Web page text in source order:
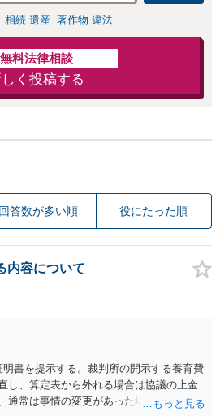
相続 遺産 著作物 違法
無料法律相談
く投稿する
回答数が多い順 役にたった順
内容について
明書を提示する。裁判所の開示する養育費
し、算定表から外れる場合は協議の上金
通常は事情の変更があった場合に変更し